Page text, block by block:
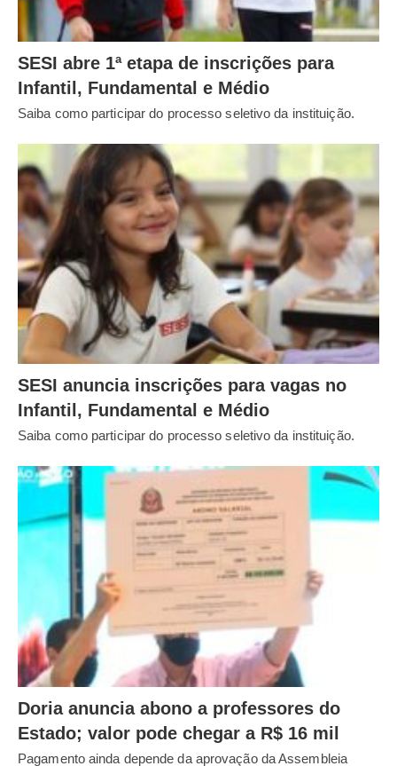
SESI abre 1ª etapa de inscrições para
Infantil, Fundamental e Médio
Saiba como participar do processo seletivo da instituição.
SESI anuncia inscrições para vagas no
Infantil, Fundamental e Médio
Saiba como participar do processo seletivo da instituição.
Doria anuncia abono a professores do
Estado; valor pode chegar a R$ 16 mil
Pagamento ainda depende da aprovação da Assembleia